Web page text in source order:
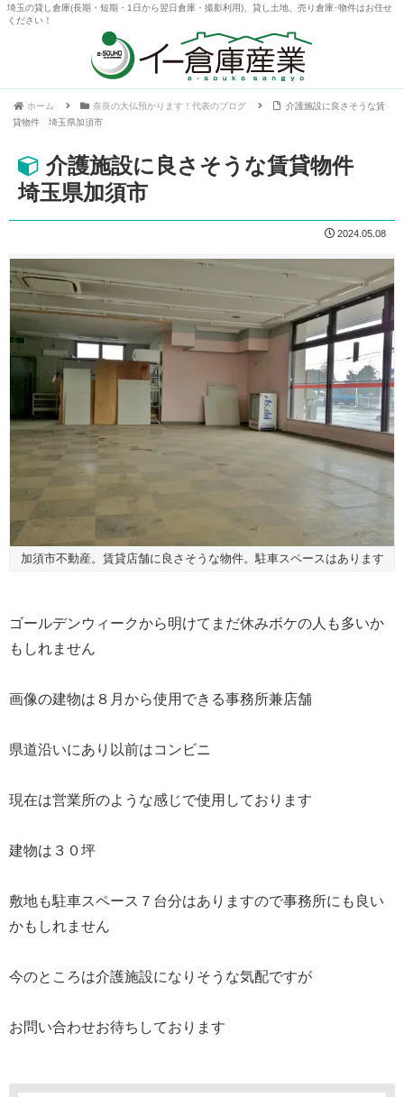
埼玉の貸し倉庫(長期・短期・1日から翌日倉庫・撮影利用)、貸し土地、売り倉庫･物件はお任せ
ください！
ホーム 奈良の大仏預かります！代表のブログ
介護施設に良さそうな賃
貸物件 埼玉県加須市
介護施設に良さそうな賃貸物件
埼玉県加須市
2024.05.08
加須市不動産。賃貸店舗に良さそうな物件。駐車スペースはあります
ゴールデンウィークから明けてまだ休みボケの人も多いか
もしれません
画像の建物は８月から使用できる事務所兼店舗
県道沿いにあり以前はコンビニ
現在は営業所のような感じで使用しております
建物は３０坪
敷地も駐車スペース７台分はありますので事務所にも良い
かもしれません
今のところは介護施設になりそうな気配ですが
お問い合わせお待ちしております